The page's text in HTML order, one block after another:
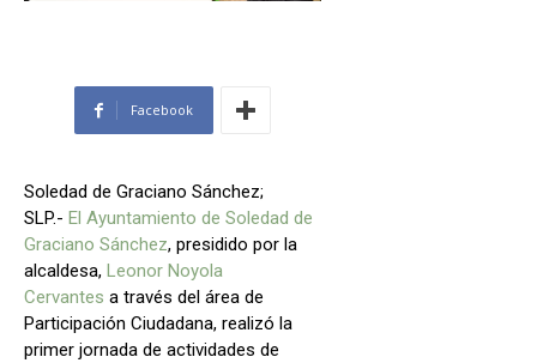
Facebook
Soledad de Graciano Sánchez;
SLP.- El Ayuntamiento de Soledad de
Graciano Sánchez, presidido por la
alcaldesa, Leonor Noyola
Cervantes a través del área de
Participación Ciudadana, realizó la
primer jornada de actividades de